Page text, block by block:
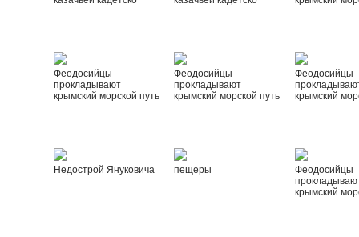
Феодосийцы
прокладывают
крымский морской путь
Феодосийцы
прокладывают
крымский морской путь
Феодосийцы
крымский
Недострой Януковича пещеры
Феодосийцы
крымский